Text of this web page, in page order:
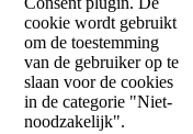
cookie wordt gebruikt
om de toestemming
van de gebruiker op te
slaan voor de cookies
in de categorie "Niet-
noodzakelijk".